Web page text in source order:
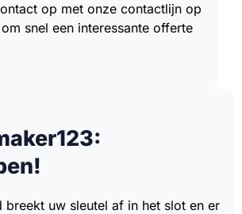
op met onze contactlijn op
snel een interessante offerte
breekt uw sleutel af in het slot en er